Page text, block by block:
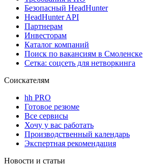
Безопасный HeadHunter
HeadHunter API
Партнерам
Инвесторам
Каталог компаний
Поиск по вакансиям в Смоленске
Сетка: соцсеть для нетворкинга
Соискателям
hh PRO
Готовое резюме
Все сервисы
Хочу у вас работать
Производственный календарь
Экспертная рекомендация
Новости и статьи